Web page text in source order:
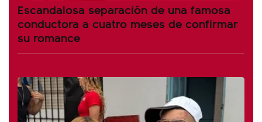
Escandalosa separación de una famosa
conductora a cuatro meses de confirmar
su romance